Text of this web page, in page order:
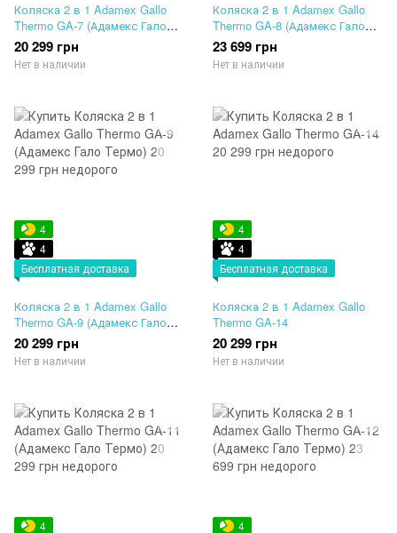
Коляска 2 в 1 Adamex Gallo
Thermo GA-7 (Адамекс Гало
Термо)
20 299 грн
Нет в наличии
Коляска 2 в 1 Adamex Gallo
Thermo GA-8 (Адамекс Гало
Термо)
23 699 грн
Нет в наличии
4
4
Бесплатная доставка
Коляска 2 в 1 Adamex Gallo
Thermo GA-9 (Адамекс Гало
Термо)
20 299 грн
Нет в наличии
4
4
Бесплатная доставка
Коляска 2 в 1 Adamex Gallo
Thermo GA-14
20 299 грн
Нет в наличии
4
4